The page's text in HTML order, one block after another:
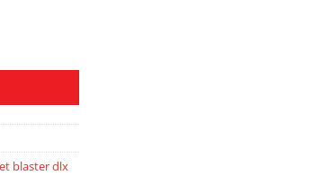
blaster dlx